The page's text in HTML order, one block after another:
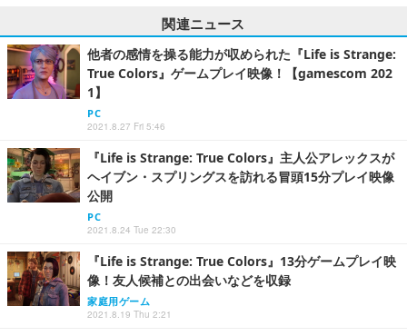
関連ニュース
他者の感情を操る能力が収められた『Life is Strange:
True Colors』ゲームプレイ映像！【gamescom 202
1】
PC
2021.8.27 Fri 5:46
『Life is Strange: True Colors』主人公アレックスが
ヘイブン・スプリングスを訪れる冒頭15分プレイ映像
公開
PC
2021.8.24 Tue 22:30
『Life is Strange: True Colors』13分ゲームプレイ映
像！友人候補との出会いなどを収録
家庭用ゲーム
2021.8.19 Thu 2:21